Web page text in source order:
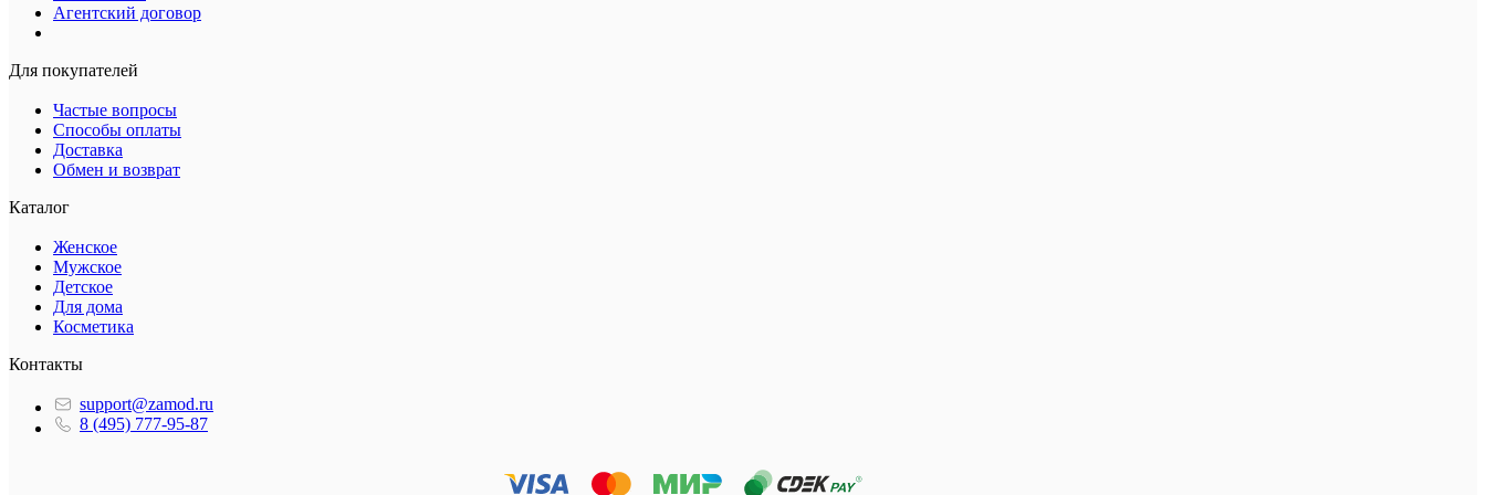
Агентский договор
Для покупателей
Частые вопросы
Способы оплаты
Доставка
Обмен и возврат
Каталог
Женское
Мужское
Детское
Для дома
Косметика
Контакты
support@zamod.ru
8 (495) 777-95-87